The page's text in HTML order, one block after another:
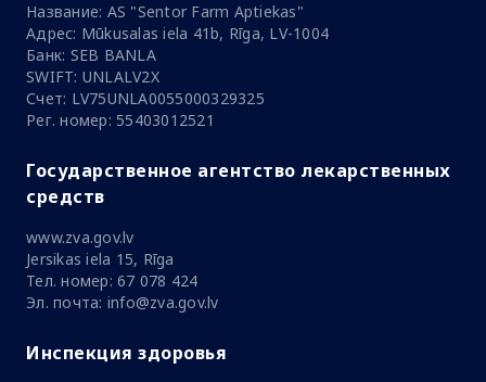
Название: AS "Sentor Farm Aptiekas"
Адрес: Mūkusalas iela 41b, Rīga, LV-1004
Банк: SEB BANLA
SWIFT: UNLALV2X
Счет: LV75UNLA0055000329325
Рег. номер: 55403012521
Государственное агентство лекарственных
средств
www.zva.gov.lv
Jersikas iela 15, Rīga
Тел. номер: 67 078 424
Эл. почта: info@zva.gov.lv
Инспекция здоровья